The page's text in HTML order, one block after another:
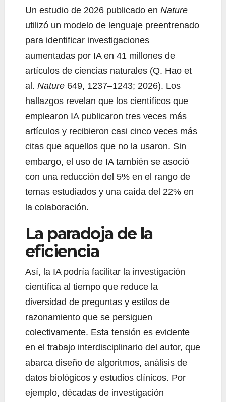
Un estudio de 2026 publicado en Nature
utilizó un modelo de lenguaje preentrenado
para identificar investigaciones
aumentadas por IA en 41 millones de
artículos de ciencias naturales (Q. Hao et
al. Nature 649, 1237–1243; 2026). Los
hallazgos revelan que los científicos que
emplearon IA publicaron tres veces más
artículos y recibieron casi cinco veces más
citas que aquellos que no la usaron. Sin
embargo, el uso de IA también se asoció
con una reducción del 5% en el rango de
temas estudiados y una caída del 22% en
la colaboración.
La paradoja de la
eficiencia
Así, la IA podría facilitar la investigación
científica al tiempo que reduce la
diversidad de preguntas y estilos de
razonamiento que se persiguen
colectivamente. Esta tensión es evidente
en el trabajo interdisciplinario del autor, que
abarca diseño de algoritmos, análisis de
datos biológicos y estudios clínicos. Por
ejemplo, décadas de investigación